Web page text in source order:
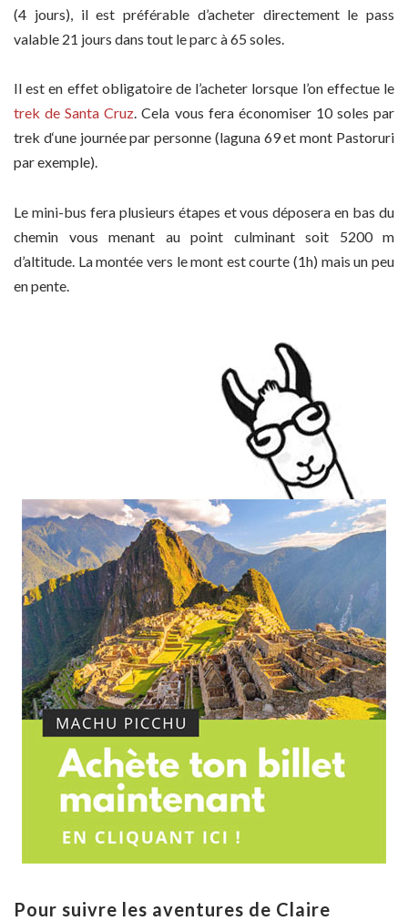
(4 jours), il est préférable d’acheter directement le pass
valable 21 jours dans tout le parc à 65 soles.
Il est en effet obligatoire de l’acheter lorsque l’on effectue le
trek de Santa Cruz. Cela vous fera économiser 10 soles par
trek d‘une journée par personne (laguna 69 et mont Pastoruri
par exemple).
Le mini-bus fera plusieurs étapes et vous déposera en bas du
chemin vous menant au point culminant soit 5200 m
d’altitude. La montée vers le mont est courte (1h) mais un peu
en pente.
Pour suivre les aventures de Claire